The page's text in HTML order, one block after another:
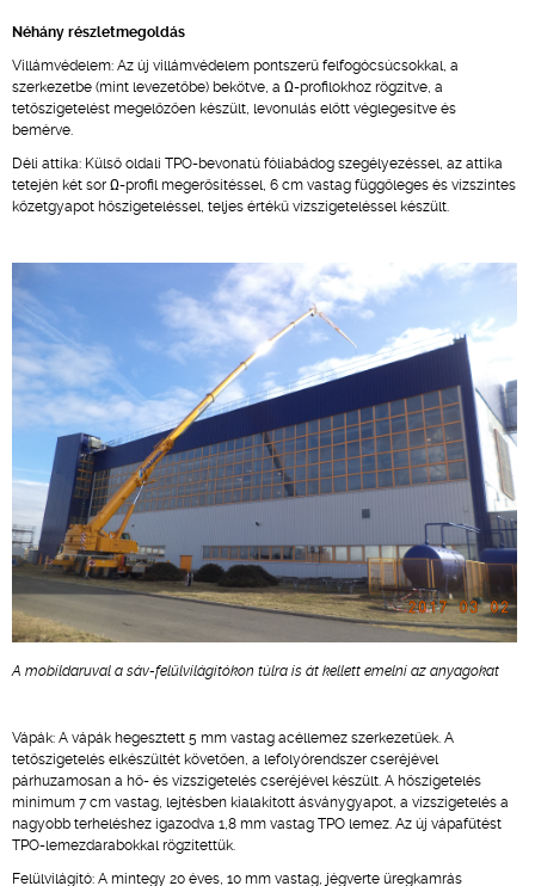
Néhány részletmegoldás
Villámvédelem: Az új villámvédelem pontszerű felfogócsúcsokkal, a
szerkezetbe (mint levezetőbe) bekötve, a Ω-profilokhoz rögzítve, a
tetőszigetelést megelőzően készült, levonulás előtt véglegesítve és
bemérve.
Déli attika: Külső oldali TPO-bevonatú fóliabádog szegélyezéssel, az attika
tetején két sor Ω-profil megerősítéssel, 6 cm vastag függőleges és vízszintes
kőzetgyapot hőszigeteléssel, teljes értékű vízszigeteléssel készült.
A mobildaruval a sáv-felülvilágítókon túlra is át kellett emelni az anyagokat
Vápák: A vápák hegesztett 5 mm vastag acéllemez szerkezetűek. A
tetőszigetelés elkészültét követően, a lefolyórendszer cseréjével
párhuzamosan a hő- és vízszigetelés cseréjével készült. A hőszigetelés
minimum 7 cm vastag, lejtésben kialakított ásványgyapot, a vízszigetelés a
nagyobb terheléshez igazodva 1,8 mm vastag TPO lemez. Az új vápafűtést
TPO-lemezdarabokkal rögzítettük.
Felülvilágító: A mintegy 20 éves, 10 mm vastag, jégverte üregkamrás